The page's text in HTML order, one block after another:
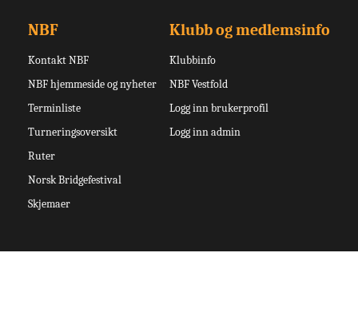
NBF
Kontakt NBF
NBF hjemmeside og nyheter
Terminliste
Turneringsoversikt
Ruter
Norsk Bridgefestival
Skjemaer
Klubb og medlemsinfo
Klubbinfo
NBF Vestfold
Logg inn brukerprofil
Logg inn admin